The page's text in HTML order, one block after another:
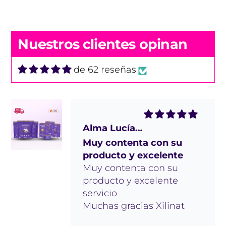
Nuestros clientes opinan
de 62 reseñas
Alma Lucía Magallanes Ríos
Muy contenta con su
producto y excelente
Muy contenta con su
producto y excelente
servicio
Muchas gracias Xilinat